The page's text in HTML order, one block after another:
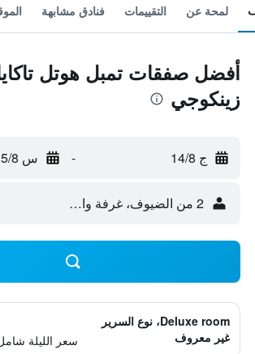
لمحة عن التقييمات فنادق مشابهة
أفضل صفقات تمبل هوتل
زينكوجي
ج 14/8 - س 15/8
2 من الضيوف، غرفة واحدة
Deluxe room، نوع السرير
غير معروف
سعر الليلة